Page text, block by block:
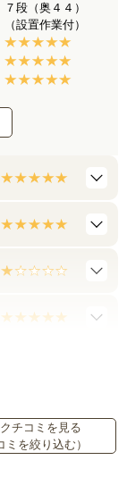
７段（奥４４）
（設置作業付）
チコミを見る
ミを絞り込む）